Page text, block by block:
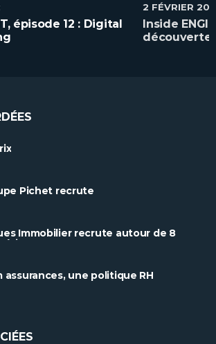
épisode 12 : Digital
2 FÉVRIER
Inside
découverte
Pichet recrute
Immobilier recrute autour de 8
assurances, une politique RH